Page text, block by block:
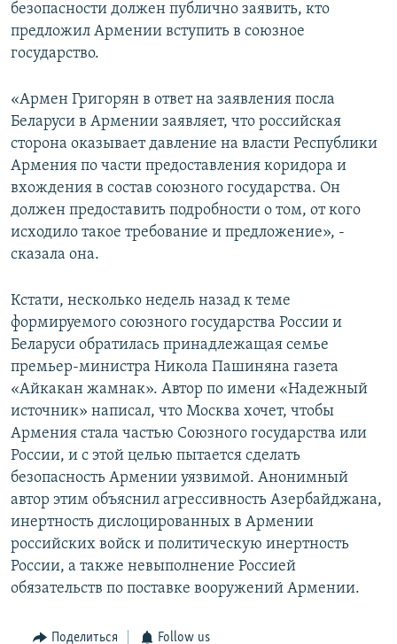
безопасности должен публично заявить, кто
предложил Армении вступить в союзное
государство.
«Армен Григорян в ответ на заявления посла
Беларуси в Армении заявляет, что российская
сторона оказывает давление на власти Республики
Армения по части предоставления коридора и
вхождения в состав союзного государства. Он
должен предоставить подробности о том, от кого
исходило такое требование и предложение», -
сказала она.
Кстати, несколько недель назад к теме
формируемого союзного государства России и
Беларуси обратилась принадлежащая семье
премьер-министра Никола Пашиняна газета
«Айкакан жамнак». Автор по имени «Надежный
источник» написал, что Москва хочет, чтобы
Армения стала частью Союзного государства или
России, и с этой целью пытается сделать
безопасность Армении уязвимой. Анонимный
автор этим объяснил агрессивность Азербайджана,
инертность дислоцированных в Армении
российских войск и политическую инертность
России, а также невыполнение Россией
обязательств по поставке вооружений Армении.
Поделиться Follow us